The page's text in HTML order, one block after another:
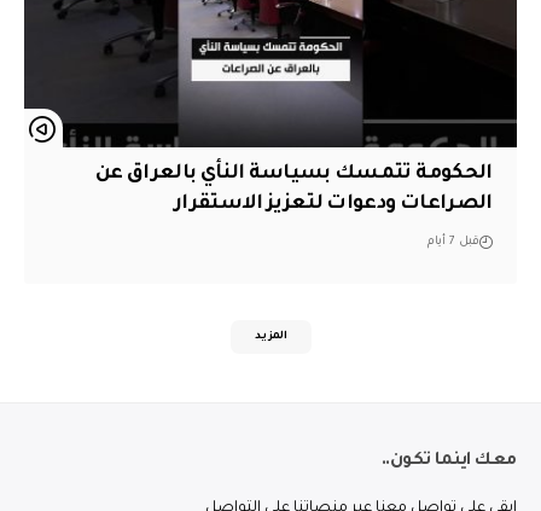
الحكومة تتمسك بسياسة النأي بالعراق عن
الصراعات ودعوات لتعزيز الاستقرار
قبل 7 أيام
المزيد
معك اينما تكون..